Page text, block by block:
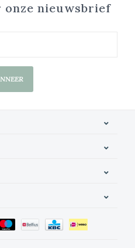
nieuwsbrief